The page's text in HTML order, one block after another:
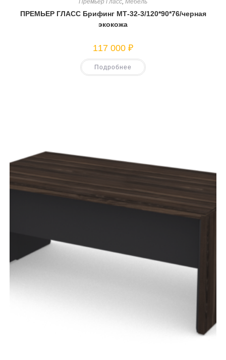
Премьер Гласс, Мебель
ПРЕМЬЕР ГЛАСС Брифинг МТ-32-3/120*90*76/черная
экокожа
117 000 ₽
Подробнее